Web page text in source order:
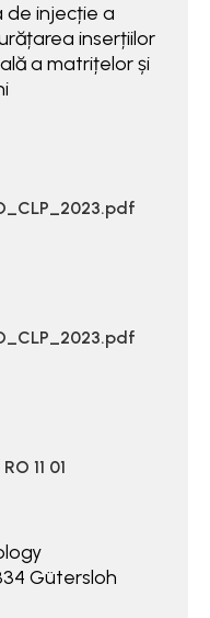
de injecție a
inserțiilor
a matrițelor și
11 01
Gütersloh